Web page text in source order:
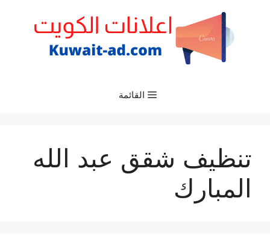
القائمة
تنظيف شقق عبد الله
المبارك